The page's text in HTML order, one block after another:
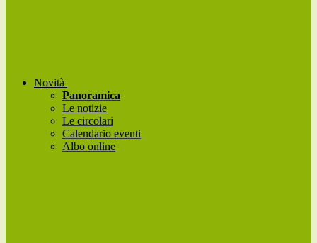
Novità
Panoramica
Le notizie
Le circolari
Calendario eventi
Albo online